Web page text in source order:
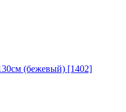
(бежевый) [1402]